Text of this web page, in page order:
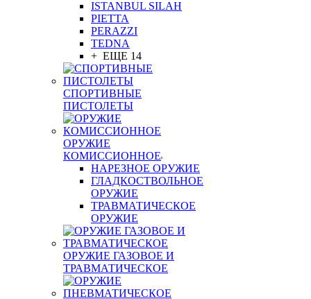
ISTANBUL SILAH
PIETTA
PERAZZI
TEDNA
+ ЕЩЕ 14
СПОРТИВНЫЕ
ПИСТОЛЕТЫ
ОРУЖИЕ
КОМИССИОННОЕ
НАРЕЗНОЕ ОРУЖИЕ
ГЛАДКОСТВОЛЬНОЕ
ОРУЖИЕ
ТРАВМАТИЧЕСКОЕ
ОРУЖИЕ
ОРУЖИЕ ГАЗОВОЕ И
ТРАВМАТИЧЕСКОЕ